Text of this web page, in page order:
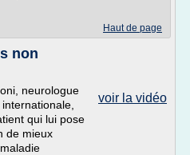
Haut de page
non
voir la vidéo
neurologue
qui lui pose
de mieux